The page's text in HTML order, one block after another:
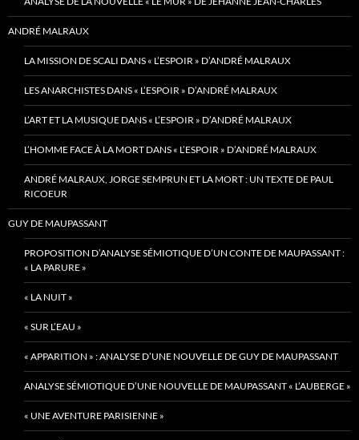
ANDRÉ MALRAUX
LA MISSION DE SCALI DANS « L’ESPOIR » D’ANDRÉ MALRAUX
LES ANARCHISTES DANS « L’ESPOIR » D’ANDRÉ MALRAUX
L’ART ET LA MUSIQUE DANS « L’ESPOIR » D’ANDRÉ MALRAUX
L’HOMME FACE À LA MORT DANS « L’ESPOIR » D’ANDRÉ MALRAUX
ANDRÉ MALRAUX, JORGE SEMPRUN ET LA MORT : UN TEXTE DE PAUL
RICOEUR
GUY DE MAUPASSANT
PROPOSITION D’ANALYSE SÉMIOTIQUE D’UN CONTE DE MAUPASSANT :
« LA PARURE »
« LA NUIT »
« SUR L’EAU »
« APPARITION » : ANALYSE D’UNE NOUVELLE DE GUY DE MAUPASSANT
ANALYSE SÉMIOTIQUE D’UNE NOUVELLE DE MAUPASSANT « L’AUBERGE »
« UNE AVENTURE PARISIENNE »